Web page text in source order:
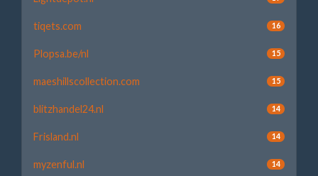
tiqets.com 16
Plopsa.be/nl 15
maeshillscollection.com 15
blitzhandel24.nl 14
Frisland.nl 14
myzenful.nl 14